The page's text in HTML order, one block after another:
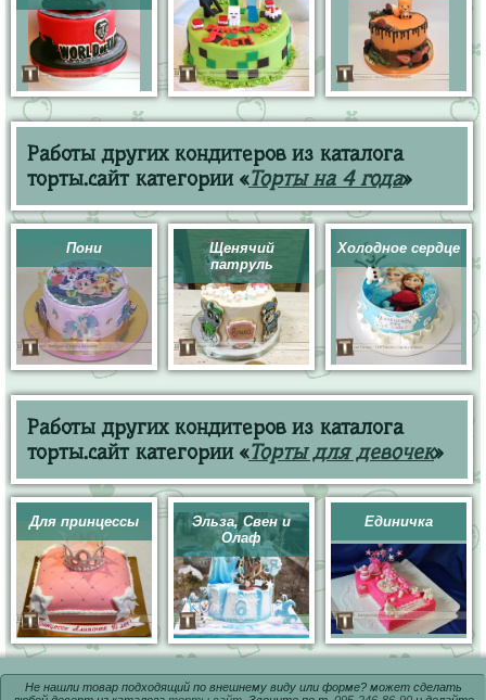
Работы других кондитеров из каталога
торты.сайт категории «Торты на 4 года»
Пони
Щенячий
патруль
Холодное сердце
Работы других кондитеров из каталога
торты.сайт категории «Торты для девочек»
Для принцессы
Эльза, Свен и
Олаф
Единичка
Не нашли товар подходящий по внешнему виду или форме? может сделать